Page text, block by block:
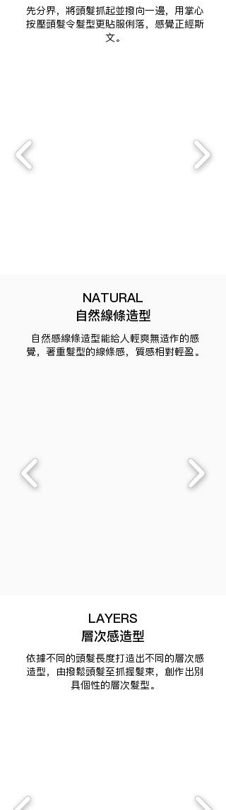
先分界，將頭髮抓起並撥向一邊，用掌心
按壓頭髮令髮型更貼服俐落，感覺正經斯
文。
NATURAL
自然線條造型
自然感線條造型能給人輕爽無造作的感
覺，著重髮型的線條感，質感相對輕盈。
LAYERS
層次感造型
依據不同的頭髮長度打造出不同的層次感
造型，由撥鬆頭髮至抓握髮束，創作出別
具個性的層次髮型。